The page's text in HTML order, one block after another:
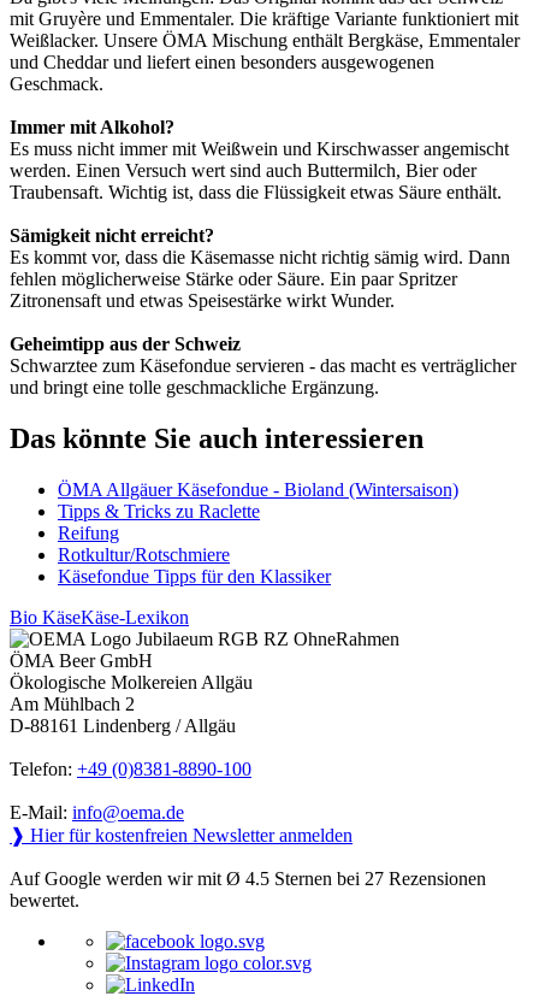
mit Gruyère und Emmentaler. Die kräftige Variante funktioniert mit
Weißlacker. Unsere ÖMA Mischung enthält Bergkäse, Emmentaler
und Cheddar und liefert einen besonders ausgewogenen
Geschmack.
Immer mit Alkohol?
Es muss nicht immer mit Weißwein und Kirschwasser angemischt
werden. Einen Versuch wert sind auch Buttermilch, Bier oder
Traubensaft. Wichtig ist, dass die Flüssigkeit etwas Säure enthält.
Sämigkeit nicht erreicht?
Es kommt vor, dass die Käsemasse nicht richtig sämig wird. Dann
fehlen möglicherweise Stärke oder Säure. Ein paar Spritzer
Zitronensaft und etwas Speisestärke wirkt Wunder.
Geheimtipp aus der Schweiz
Schwarztee zum Käsefondue servieren - das macht es verträglicher
und bringt eine tolle geschmackliche Ergänzung.
Das könnte Sie auch interessieren
ÖMA Allgäuer Käsefondue - Bioland (Wintersaison)
Tipps & Tricks zu Raclette
Reifung
Rotkultur/Rotschmiere
Käsefondue Tipps für den Klassiker
Bio KäseKäse-Lexikon
ÖMA Beer GmbH
Ökologische Molkereien Allgäu
Am Mühlbach 2
D-88161 Lindenberg / Allgäu
Telefon: +49 (0)8381-8890-100
E-Mail: info@oema.de
❱ Hier für kostenfreien Newsletter anmelden
Auf Google werden wir mit Ø 4.5 Sternen bei 27 Rezensionen
bewertet.